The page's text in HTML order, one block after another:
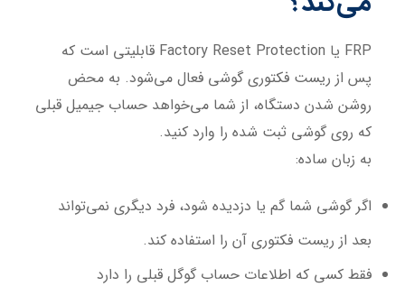
FRP یا Factory Reset Protection قابلیتی است که
پس از ریست فکتوری گوشی فعال می‌شود. به محض
روشن شدن دستگاه، از شما می‌خواهد حساب جیمیل قبلی
که روی گوشی ثبت شده را وارد کنید.
به زبان ساده:
اگر گوشی شما گم یا دزدیده شود، فرد دیگری نمی‌تواند
بعد از ریست فکتوری آن را استفاده کند.
فقط کسی که اطلاعات حساب گوگل قبلی را دارد